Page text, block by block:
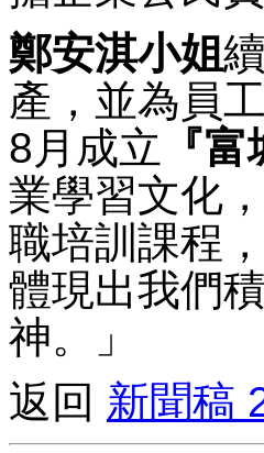
鄭安淇小姐
產，並為員
8月成立 『
業學習文化
職培訓課程
體現出我們
神。」
返回 新聞稿